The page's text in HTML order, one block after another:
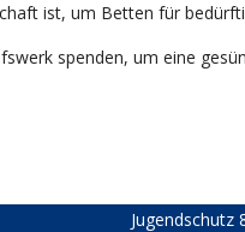
ist, um Betten für
spenden, um eine
Jugendschutz